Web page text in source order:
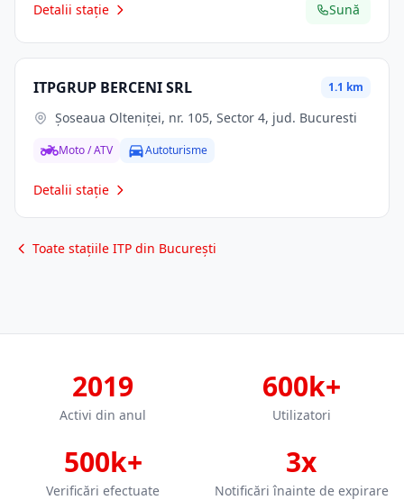
Detalii stație Sună
ITPGRUP BERCENI SRL 1.1 km
Șoseaua Olteniței, nr. 105, Sector 4, jud. Bucuresti
Moto / ATV Autoturisme
Detalii stație
Toate stațiile ITP din București
2019
Activi din anul
600k+
Utilizatori
500k+
Verificări efectuate
3x
Notificări înainte de expirare